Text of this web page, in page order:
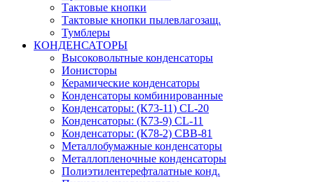
Тактовые кнопки
Тактовые кнопки пылевлагозащ.
Тумблеры
КОНДЕНСАТОРЫ
Высоковольтные конденсаторы
Ионисторы
Керамические конденсаторы
Конденсаторы комбинированные
Конденсаторы: (К73-11) CL-20
Конденсаторы: (К73-9) CL-11
Конденсаторы: (К78-2) CBB-81
Металлобумажные конденсаторы
Металлопленочные конденсаторы
Полиэтилентерефталатные конд.